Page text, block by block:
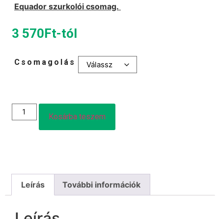
Equador szurkolói csomag.
3 570Ft-tól
Csomagolás
Kosárba teszem
Leírás További információk